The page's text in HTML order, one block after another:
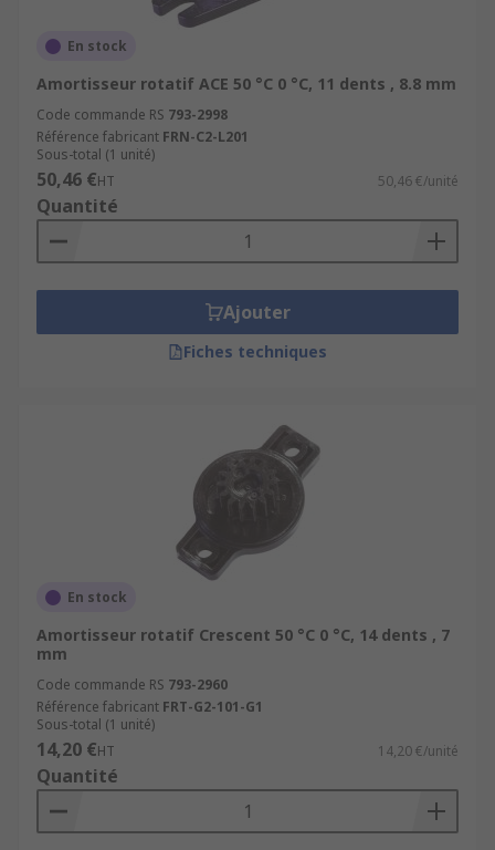
En stock
Amortisseur rotatif ACE 50 °C 0 °C, 11 dents , 8.8 mm
Code commande RS 793-2998
Référence fabricant FRN-C2-L201
Sous-total (1 unité)
50,46 €HT 50,46 €/unité
Quantité
Ajouter
Fiches techniques
En stock
Amortisseur rotatif Crescent 50 °C 0 °C, 14 dents , 7
mm
Code commande RS 793-2960
Référence fabricant FRT-G2-101-G1
Sous-total (1 unité)
14,20 €HT 14,20 €/unité
Quantité